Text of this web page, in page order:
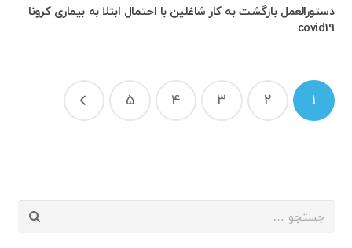
دستورالعمل بازگشت به کار شاغلین با احتمال ابتلا به بیماری کرونا
covid19
راهبری
نوشته‌ها
1
2
3
4
5
جستجو